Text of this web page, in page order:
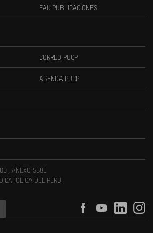
FAU PUBLICACIONES
CORREO PUCP
AGENDA PUCP
, ANEXO 5581
CATOLICA DEL PERU